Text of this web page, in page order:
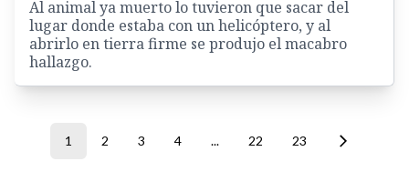
Al animal ya muerto lo tuvieron que sacar del
lugar donde estaba con un helicóptero, y al
abrirlo en tierra firme se produjo el macabro
hallazgo.
1 2 3 4 ... 22 23